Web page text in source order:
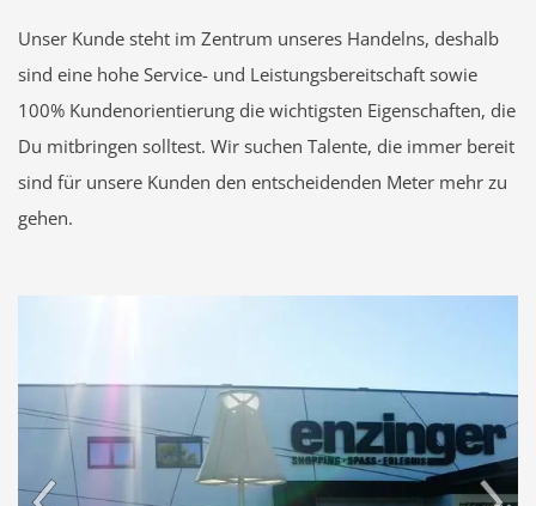
Unser Kunde steht im Zentrum unseres Handelns, deshalb
sind eine hohe Service- und Leistungsbereitschaft sowie
100% Kundenorientierung die wichtigsten Eigenschaften, die
Du mitbringen solltest. Wir suchen Talente, die immer bereit
sind für unsere Kunden den entscheidenden Meter mehr zu
gehen.